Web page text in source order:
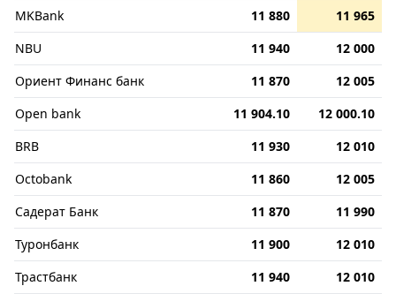
MKBank
11 880
11 965
NBU
11 940
12 000
Ориент Финанс банк
11 870
12 005
Open bank
11 904.10
12 000.10
BRB
11 930
12 010
Octobank
11 860
12 005
Садерат Банк
11 870
11 990
Туронбанк
11 900
12 010
Трастбанк
11 940
12 010